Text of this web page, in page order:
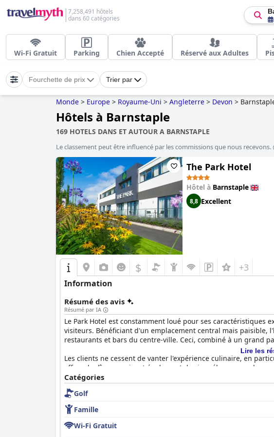
7,258,491 hôtels
dans 60 catégories
Wi-Fi Gratuit Parking Chien Accepté Réservé aux Adultes
Fourchette de prix Trier par
Monde > Europe > Royaume-Uni > Angleterre > Devon >
Hôtels à Barnstaple
169 HOTELS DANS ET AUTOUR A BARNSTAPLE
Le classement peut être influencé par les commissions que nous recevons.
The Park Hotel
Hôtel à Barnstaple
8,8 Excellent
$ +3
Information
Résumé des avis
Résumé par IA
Le Park Hotel est constamment loué pour ses
visiteurs. Bénéficiant d'un emplacement central mais
restaurants et bars du centre-ville. Ceci, combiné à un grand
Les clients ne cessent de vanter l'expérience culinaire, en
offres de dîner reçoivent également de vives éloges pour les
fantastique.
Les chambres sont bien aménagées, spacieuses et
publics. Des lits confortables, de nombreux équipements et
Le personnel est fréquemment mis en avant pour son
bien accueillis. Le service exceptionnel s'étend aux
Lire les
Catégories
Golf
Famille
Wi-Fi Gratuit